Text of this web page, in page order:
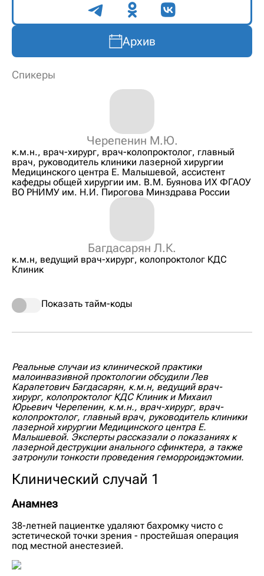
Поделиться
Архив
Спикеры
Черепенин М.Ю.
к.м.н., врач-хирург, врач-колопроктолог, главный
врач, руководитель клиники лазерной хирургии
Медицинского центра Е. Малышевой, ассистент
кафедры общей хирургии им. В.М. Буянова ИХ ФГАОУ
ВО РНИМУ им. Н.И. Пирогова Минздрава России
Багдасарян Л.К.
к.м.н, ведущий врач-хирург, колопроктолог КДС
Клиник
Показать тайм-коды
Реальные случаи из клинической практики
малоинвазивной проктологии обсудили Лев
Карапетович Багдасарян, к.м.н, ведущий врач-
хирург, колопроктолог КДС Клиник и Михаил
Юрьевич Черепенин, к.м.н., врач-хирург, врач-
колопроктолог, главный врач, руководитель клиники
лазерной хирургии Медицинского центра Е.
Малышевой. Эксперты рассказали о показаниях к
лазерной деструкции анального сфинктера, а также
затронули тонкости проведения геморроидэктомии.
Клинический случай 1
Анамнез
38-летней пациентке удаляют бахромку чисто с
эстетической точки зрения - простейшая операция
под местной анестезией.